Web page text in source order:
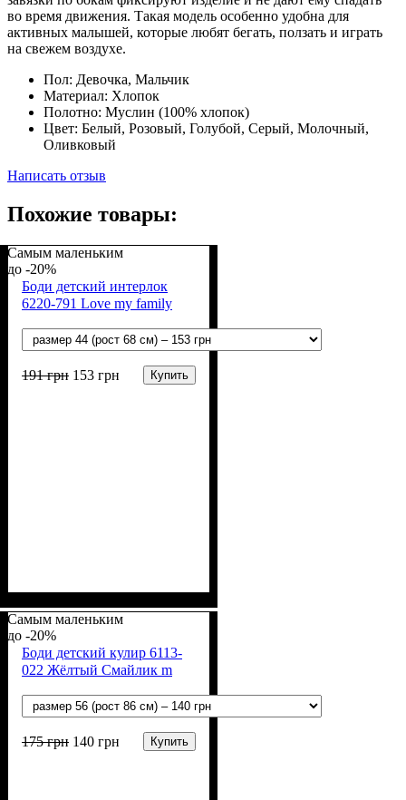
во время движения. Такая модель особенно удобна для
активных малышей, которые любят бегать, ползать и играть
на свежем воздухе.
Пол: Девочка, Мальчик
Материал: Хлопок
Полотно: Муслин (100% хлопок)
Цвет: Белый, Розовый, Голубой, Серый, Молочный,
Оливковый
Написать отзыв
Похожие товары:
Самым маленьким
-20%
Боди детский интерлок
6220-791 Love my family
191грн 153 грн Купить
(100% х/б)
Самым маленьким
-20%
Боди детский кулир 6113-
022 Жёлтый Смайлик m
175грн 140 грн Купить